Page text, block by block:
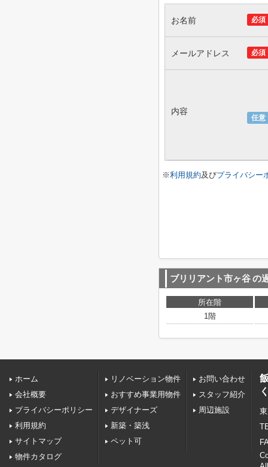
必須
お名前
必須
メールアドレス
任意
内容
※利用規約及びプライバシー
ブリリアント市ヶ谷の
所在階
1階
ホーム
会社概要
プライバシーポリシー
利用規約
サイトマップ
物件カタログ
リノベーション物件
おすすめ事業用物件
デザイナーズ
新築・築浅
ペット可
お問い合わせ
スタッフ紹介
周辺施設